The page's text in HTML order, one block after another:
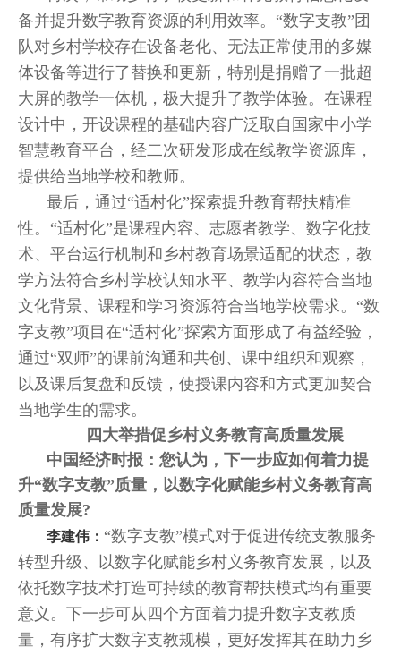
备并提升数字教育资源的利用效率。“数字支教”团
队对乡村学校存在设备老化、无法正常使用的多媒
体设备等进行了替换和更新，特别是捐赠了一批超
大屏的教学一体机，极大提升了教学体验。在课程
设计中，开设课程的基础内容广泛取自国家中小学
智慧教育平台，经二次研发形成在线教学资源库，
提供给当地学校和教师。
最后，通过“适村化”探索提升教育帮扶精准
性。“适村化”是课程内容、志愿者教学、数字化技
术、平台运行机制和乡村教育场景适配的状态，教
学方法符合乡村学校认知水平、教学内容符合当地
文化背景、课程和学习资源符合当地学校需求。“数
字支教”项目在“适村化”探索方面形成了有益经验，
通过“双师”的课前沟通和共创、课中组织和观察，
以及课后复盘和反馈，使授课内容和方式更加契合
当地学生的需求。
四大举措促乡村义务教育高质量发展
中国经济时报：您认为，下一步应如何着力提
升“数字支教”质量，以数字化赋能乡村义务教育高
质量发展?
李建伟： “数字支教”模式对于促进传统支教服务
转型升级、以数字化赋能乡村义务教育发展，以及
依托数字技术打造可持续的教育帮扶模式均有重要
意义。下一步可从四个方面着力提升数字支教质
量，有序扩大数字支教规模，更好发挥其在助力乡